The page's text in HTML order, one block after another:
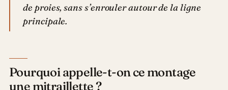
de proies, sans s’enrouler autour de la ligne
principale.
Pourquoi appelle-t-on ce montage
une mitraillette ?